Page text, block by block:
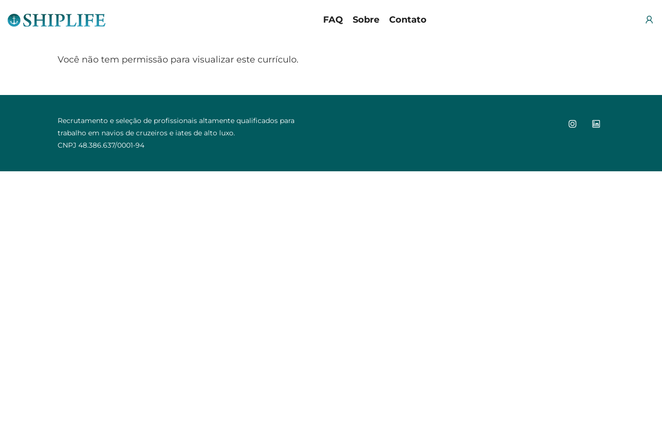
FAQ Sobre Contato
Você não tem permissão para visualizar este currículo.
Recrutamento e seleção de profissionais altamente qualificados para
trabalho em navios de cruzeiros e iates de alto luxo.
CNPJ 48.386.637/0001-94